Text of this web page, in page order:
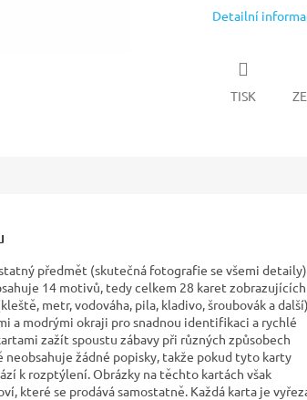
Detailní
TISK
předmět (skutečná fotografie se všemi
14 motivů, tedy celkem 28 karet zobrazujících
metr, vodováha, pila, kladivo, šroubovák a
a modrými okraji pro snadnou identifikaci a rychlé
zažít spoustu zábavy při různých způsobech
neobsahuje žádné popisky, takže pokud tyto karty
k rozptýlení. Obrázky na těchto kartách však
které se prodává samostatně. Každá karta je